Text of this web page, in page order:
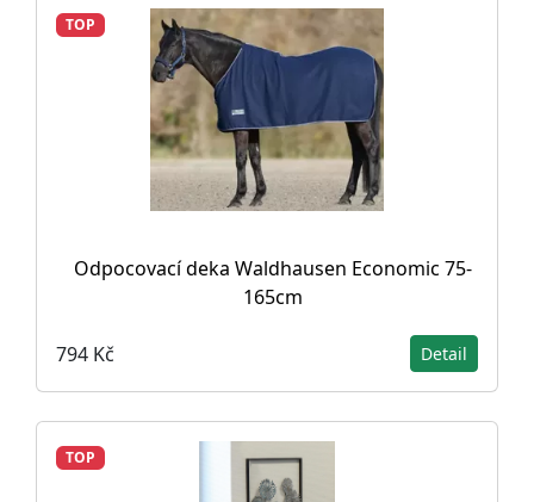
TOP
Odpocovací deka Waldhausen Economic 75-
165cm
794 Kč Detail
TOP